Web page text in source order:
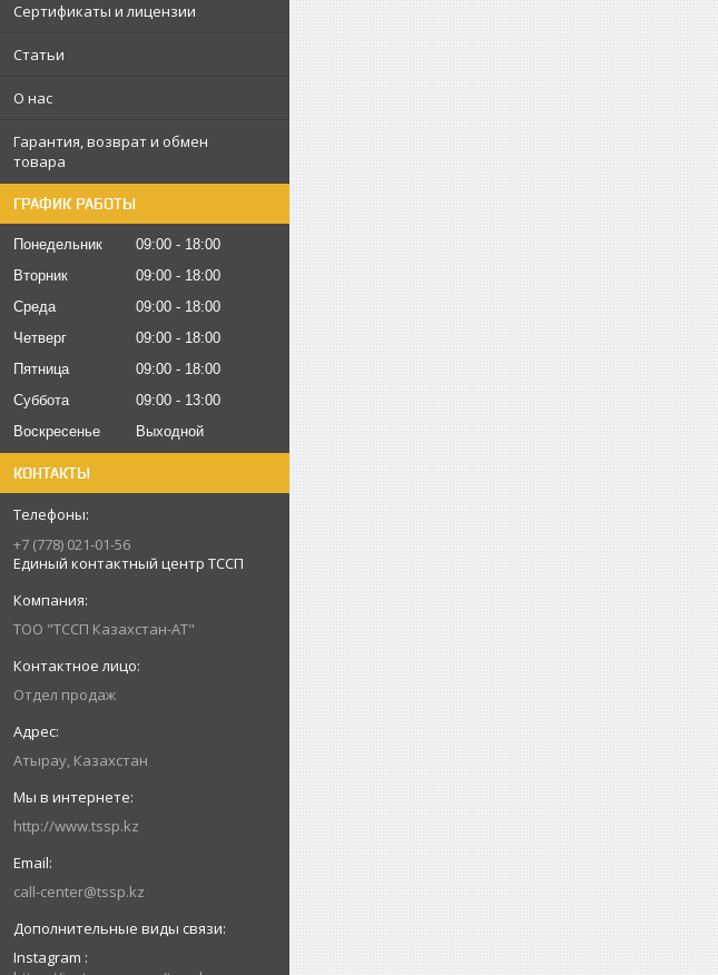
Сертификаты и лицензии
Статьи
О нас
Гарантия, возврат и обмен
товара
ГРАФИК РАБОТЫ
Понедельник 09:00
18:00
Вторник
09:00
18:00
Среда
09:00
18:00
Четверг
09:00
18:00
Пятница
09:00
18:00
Суббота
09:00
13:00
Воскресенье
Выходной
КОНТАКТЫ
+7 (778) 021-01-56
Единый контактный центр ТССП
ТОО "ТССП Казахстан-АТ"
Отдел продаж
Атырау, Казахстан
http://www.tssp.kz
call-center@tssp.kz
Instagram